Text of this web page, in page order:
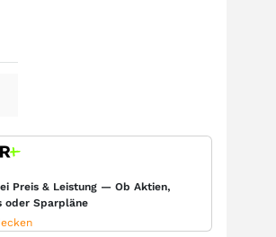
Preis & Leistung — Ob Aktien,
oder Sparpläne